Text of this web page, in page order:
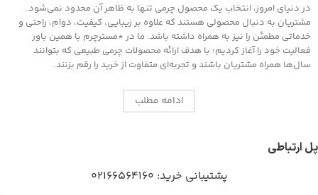
در دنیای امروز، انتخاب یک محصول چرمی تنها به ظاهر آن محدود نمی‌شود.
مشتریان به دنبال محصولی هستند که علاوه بر زیبایی، کیفیت، دوام، راحتی و
خدماتی مطمئن را نیز به همراه داشته باشد. ما در *مسترچرم با همین باور
فعالیت خود را آغاز کردیم؛ با هدف ارائه محصولات چرمی طبیعی که بتوانند
سال‌ها همراه مشتریان باشند و تجربه‌ای متفاوت از خرید را رقم بزنند.
ادامه مطلب
پل ارتباطی
پشتیبانی خرید: 02166564160